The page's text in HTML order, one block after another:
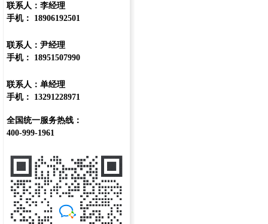
联系人：李经理
手机： 18906192501
联系人：尹经理
手机： 18951507990
联系人：单经理
手机： 13291228971
全国统一服务热线：
400-999-1961